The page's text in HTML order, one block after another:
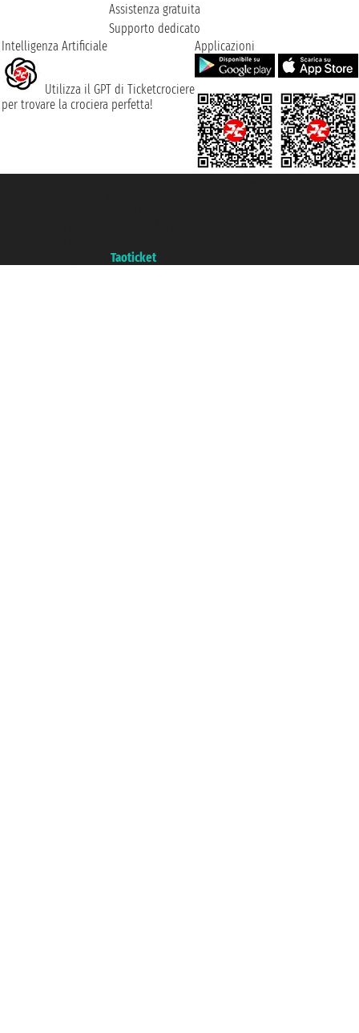
Assistenza gratuita
Supporto dedicato
Intelligenza Artificiale
Utilizza il GPT di Ticketcrociere
per trovare la crociera perfetta!
Applicazioni
Taoticket